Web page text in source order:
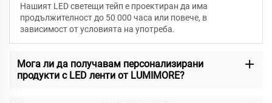
Нашият LED светещи тейп е проектиран да има
продължителност до 50 000 часа или повече, в
зависимост от условията на употреба.
Мога ли да получавам персонализирани
продукти с LED ленти от LUMIMORE?